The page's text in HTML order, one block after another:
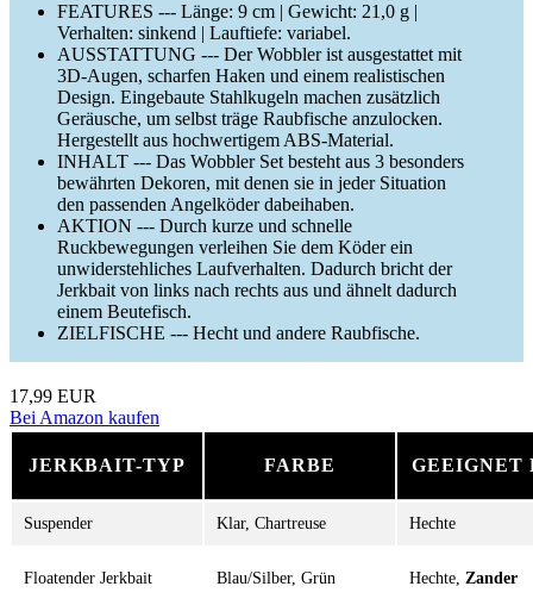
FEATURES --- Länge: 9 cm | Gewicht: 21,0 g |
Verhalten: sinkend | Lauftiefe: variabel.
AUSSTATTUNG --- Der Wobbler ist ausgestattet mit
3D-Augen, scharfen Haken und einem realistischen
Design. Eingebaute Stahlkugeln machen zusätzlich
Geräusche, um selbst träge Raubfische anzulocken.
Hergestellt aus hochwertigem ABS-Material.
INHALT --- Das Wobbler Set besteht aus 3 besonders
bewährten Dekoren, mit denen sie in jeder Situation
den passenden Angelköder dabeihaben.
AKTION --- Durch kurze und schnelle
Ruckbewegungen verleihen Sie dem Köder ein
unwiderstehliches Laufverhalten. Dadurch bricht der
Jerkbait von links nach rechts aus und ähnelt dadurch
einem Beutefisch.
ZIELFISCHE --- Hecht und andere Raubfische.
17,99 EUR
Bei Amazon kaufen
JERKBAIT-TYP FARBE GEEIGNET
Suspender Klar, Chartreuse Hechte
Floatender Jerkbait Blau/Silber, Grün Hechte, Zander